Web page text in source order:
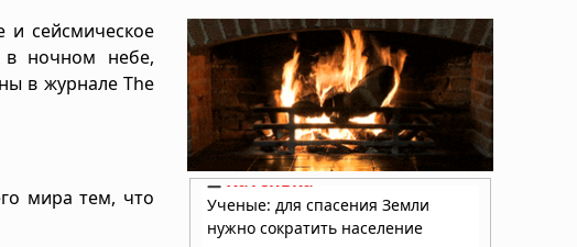
и сейсмическое
в ночном небе,
в журнале The
мира тем, что